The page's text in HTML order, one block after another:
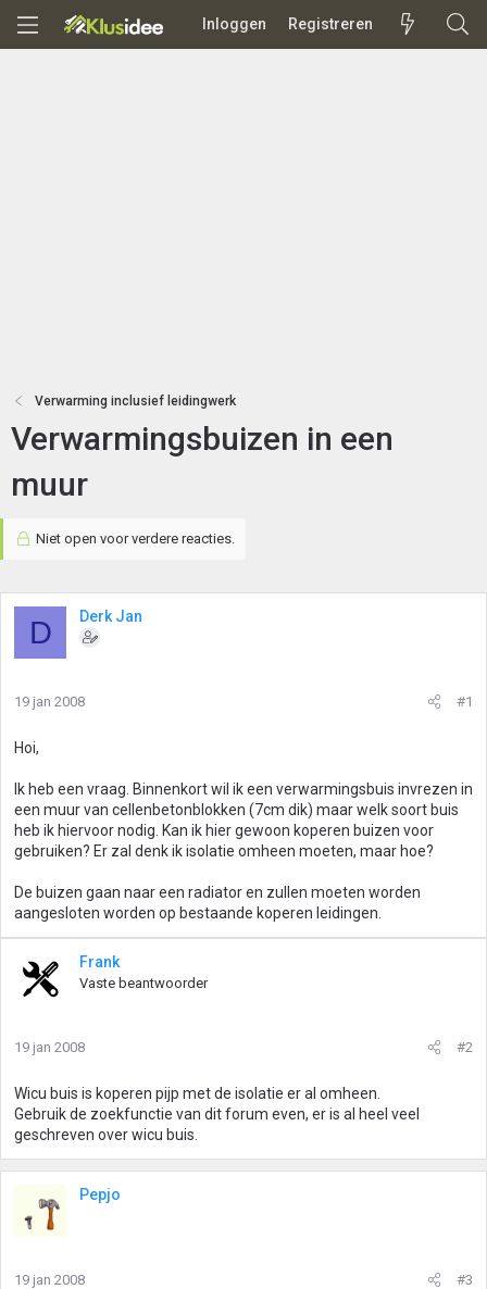
Inloggen Registreren
Verwarming inclusief leidingwerk
Verwarmingsbuizen in een
muur
Niet open voor verdere reacties.
D Derk Jan
19 jan 2008 #1
Hoi,
Ik heb een vraag. Binnenkort wil ik een verwarmingsbuis invrezen in
een muur van cellenbetonblokken (7cm dik) maar welk soort buis
heb ik hiervoor nodig. Kan ik hier gewoon koperen buizen voor
gebruiken? Er zal denk ik isolatie omheen moeten, maar hoe?
De buizen gaan naar een radiator en zullen moeten worden
aangesloten worden op bestaande koperen leidingen.
Frank
Vaste beantwoorder
19 jan 2008 #2
Wicu buis is koperen pijp met de isolatie er al omheen.
Gebruik de zoekfunctie van dit forum even, er is al heel veel
geschreven over wicu buis.
Pepjo
19 jan 2008 #3